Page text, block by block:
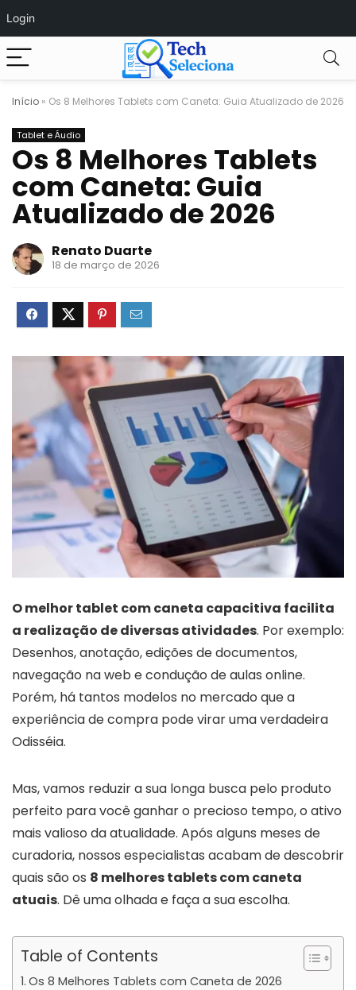
Login
Início » Os 8 Melhores Tablets com Caneta: Guia Atualizado de 2026
Tablet e Áudio
Os 8 Melhores Tablets
com Caneta: Guia
Atualizado de 2026
Renato Duarte
18 de março de 2026
O melhor tablet com caneta capacitiva facilita
a realização de diversas atividades. Por exemplo:
Desenhos, anotação, edições de documentos,
navegação na web e condução de aulas online.
Porém, há tantos modelos no mercado que a
experiência de compra pode virar uma verdadeira
Odisséia.
Mas, vamos reduzir a sua longa busca pelo produto
perfeito para você ganhar o precioso tempo, o ativo
mais valioso da atualidade. Após alguns meses de
curadoria, nossos especialistas acabam de descobrir
quais são os 8 melhores tablets com caneta
atuais. Dê uma olhada e faça a sua escolha.
Table of Contents
Os 8 Melhores Tablets com Caneta de 2026